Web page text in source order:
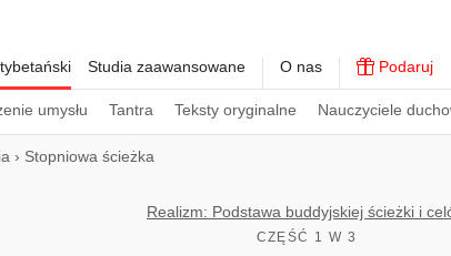
umysłu Tantra Teksty oryginalne Nauczyciele
Studia zaawansowane O nas Podaruj
› Stopniowa ścieżka
Realizm: Podstawa buddyjskiej ścieżki i
CZĘŚĆ 1 W 3